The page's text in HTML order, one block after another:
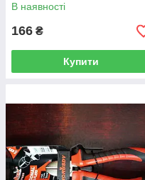
В наявності
166 ₴
Купити